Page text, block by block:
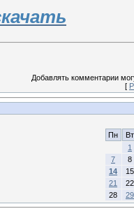
Добавлять комментарии
[
Пн
Вт
1
7
8
14
15
21
22
28
29